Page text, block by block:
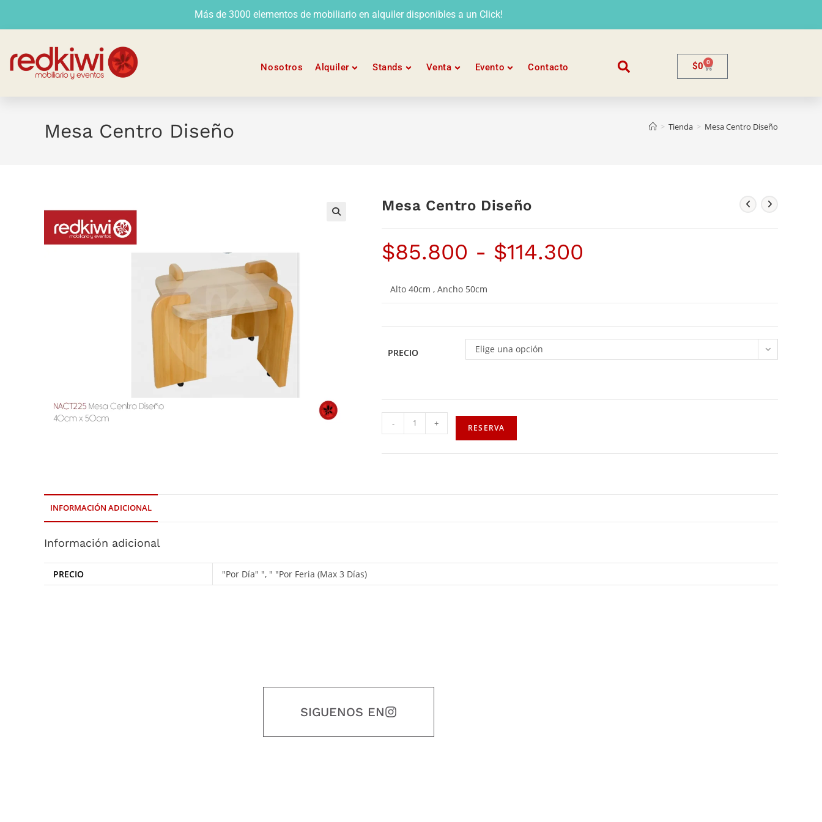
Más de 3000 elementos de mobiliario en alquiler disponibles a un Click!
Nosotros Alquiler Stands Venta Evento Contacto $0 0
Mesa Centro Diseño > Tienda > Mesa Centro Diseño
Mesa Centro Diseño
$85.800 - $114.300
Alto 40cm , Ancho 50cm
PRECIO Elige una opción
- + RESERVA
INFORMACIÓN ADICIONAL
Información adicional
PRECIO "Por Día" ", " "Por Feria (Max 3 Días)
SIGUENOS EN